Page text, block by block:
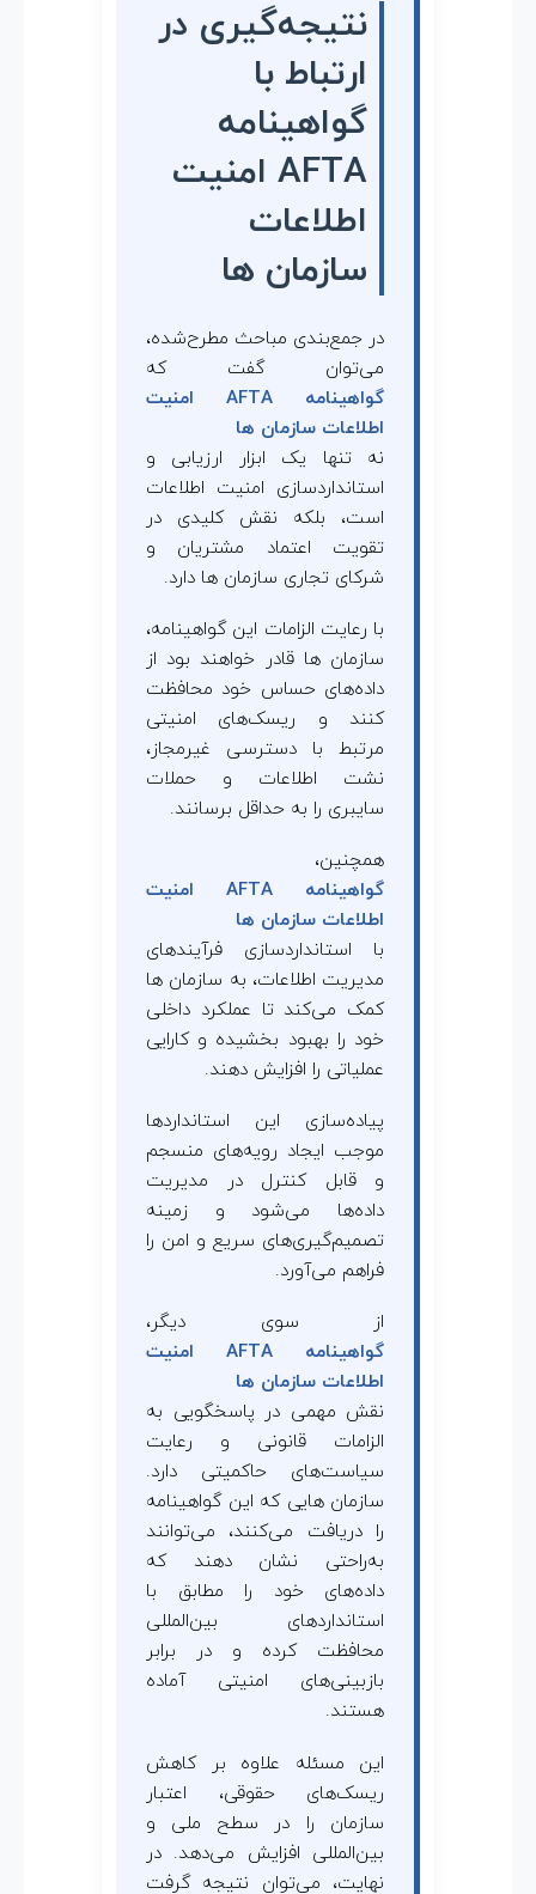
نتیجه‌گیری در
ارتباط با
گواهینامه
AFTA امنیت
اطلاعات
سازمان ها
در جمع‌بندی مباحث مطرح‌شده،
می‌توان گفت که
گواهینامه AFTA امنیت
اطلاعات سازمان ها
نه تنها یک ابزار ارزیابی و
استانداردسازی امنیت اطلاعات
است، بلکه نقش کلیدی در
تقویت اعتماد مشتریان و
شرکای تجاری سازمان ها دارد.
با رعایت الزامات این گواهینامه،
سازمان ها قادر خواهند بود از
داده‌های حساس خود محافظت
کنند و ریسک‌های امنیتی
مرتبط با دسترسی غیرمجاز،
نشت اطلاعات و حملات
سایبری را به حداقل برسانند.
همچنین،
گواهینامه AFTA امنیت
اطلاعات سازمان ها
با استانداردسازی فرآیندهای
مدیریت اطلاعات، به سازمان ها
کمک می‌کند تا عملکرد داخلی
خود را بهبود بخشیده و کارایی
عملیاتی را افزایش دهند.
پیاده‌سازی این استانداردها
موجب ایجاد رویه‌های منسجم
و قابل کنترل در مدیریت
داده‌ها می‌شود و زمینه
تصمیم‌گیری‌های سریع و امن را
فراهم می‌آورد.
از سوی دیگر،
گواهینامه AFTA امنیت
اطلاعات سازمان ها
نقش مهمی در پاسخگویی به
الزامات قانونی و رعایت
سیاست‌های حاکمیتی دارد.
سازمان هایی که این گواهینامه
را دریافت می‌کنند، می‌توانند
به‌راحتی نشان دهند که
داده‌های خود را مطابق با
استانداردهای بین‌المللی
محافظت کرده و در برابر
بازبینی‌های امنیتی آماده
هستند.
این مسئله علاوه بر کاهش
ریسک‌های حقوقی، اعتبار
سازمان را در سطح ملی و
بین‌المللی افزایش می‌دهد. در
نهایت، می‌توان نتیجه گرفت